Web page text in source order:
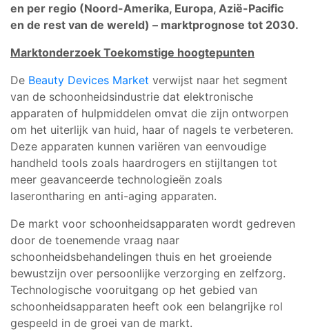
en per regio (Noord-Amerika, Europa, Azië-Pacific
en de rest van de wereld) – marktprognose tot 2030.
Marktonderzoek Toekomstige hoogtepunten
De Beauty Devices Market verwijst naar het segment
van de schoonheidsindustrie dat elektronische
apparaten of hulpmiddelen omvat die zijn ontworpen
om het uiterlijk van huid, haar of nagels te verbeteren.
Deze apparaten kunnen variëren van eenvoudige
handheld tools zoals haardrogers en stijltangen tot
meer geavanceerde technologieën zoals
laserontharing en anti-aging apparaten.
De markt voor schoonheidsapparaten wordt gedreven
door de toenemende vraag naar
schoonheidsbehandelingen thuis en het groeiende
bewustzijn over persoonlijke verzorging en zelfzorg.
Technologische vooruitgang op het gebied van
schoonheidsapparaten heeft ook een belangrijke rol
gespeeld in de groei van de markt.